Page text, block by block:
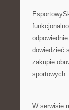
dowiedzieć
zakupie
sportowych.
W serwisie